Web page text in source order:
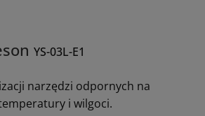
YS-03L-E1
narzędzi odpornych na
i wilgoci.